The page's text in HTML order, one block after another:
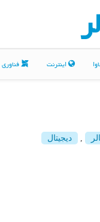
اینترنت فناوری
, دیجیتال